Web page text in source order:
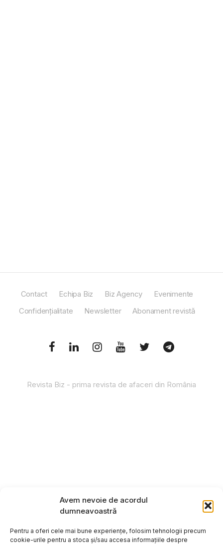
Avem nevoie de acordul
dumneavoastră
Pentru a oferi cele mai bune experiențe, folosim tehnologii precum
cookie-urile pentru a stoca și/sau accesa informațiile despre
Contact Echipa Biz Biz Agency
Evenimente
Confidențialitate
Newsletter Abonament revistă
Revista Biz - prima revista de afaceri din România